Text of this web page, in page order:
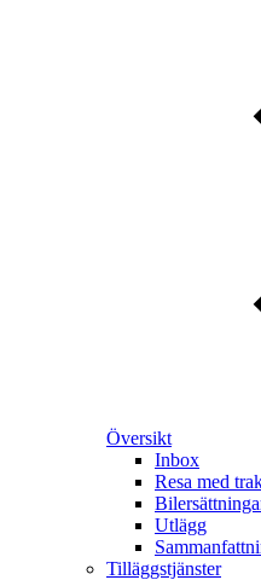
Översikt
Inbox
Resa med
Utlägg
Tilläggstjänster